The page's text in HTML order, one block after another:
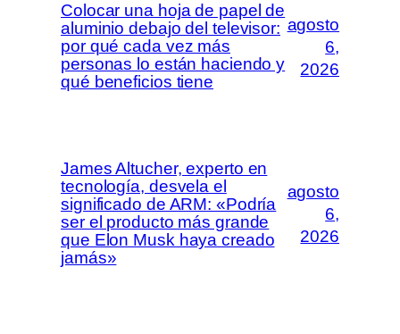
Colocar una hoja de papel de
aluminio debajo del televisor:
por qué cada vez más
personas lo están haciendo y
qué beneficios tiene
agosto
6,
2026
James Altucher, experto en
tecnología, desvela el
significado de ARM: «Podría
ser el producto más grande
que Elon Musk haya creado
jamás»
agosto
6,
2026